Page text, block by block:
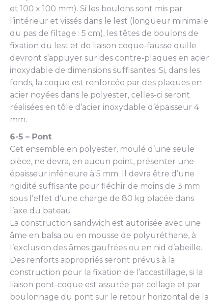
et 100 x 100 mm). Si les boulons sont mis par
l’intérieur et vissés dans le lest (longueur minimale
du pas de filtage : 5 cm), les têtes de boulons de
fixation du lest et de liaison coque-fausse quille
devront s’appuyer sur des contre-plaques en acier
inoxydable de dimensions suffisantes. Si, dans les
fonds, la coque est renforcée par des plaques en
acier noyées dans le polyester, celles-ci seront
réalisées en tôle d’acier inoxydable d’épaisseur 4
mm.
6-5 – Pont
Cet ensemble en polyester, moulé d’une seule
pièce, ne devra, en aucun point, présenter une
épaisseur inférieure à 5 mm. Il devra être d’une
rigidité suffisante pour fléchir de moins de 3 mm
sous l’effet d’une charge de 80 kg placée dans
l’axe du bateau.
La construction sandwich est autorisée avec une
âme en balsa ou en mousse de polyuréthane, à
l’exclusion des âmes gaufrées ou en nid d’abeille.
Des renforts appropriés seront prévus à la
construction pour la fixation de l’accastillage, si la
liaison pont-coque est assurée par collage et par
boulonnage du pont sur le retour horizontal de la